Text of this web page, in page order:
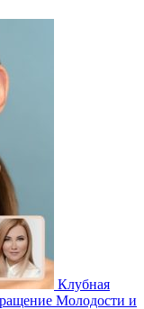
Клубная
Молодости и